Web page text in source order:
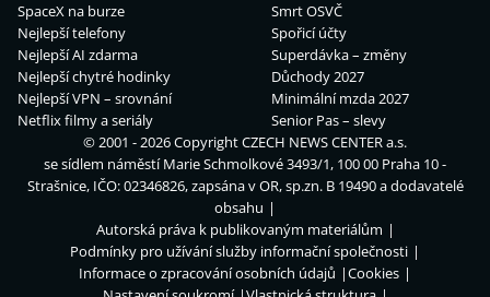
SpaceX na burze
Nejlepší telefony
Nejlepší AI zdarma
Nejlepší chytré hodinky
Nejlepší VPN – srovnání
Netflix filmy a seriály
Smrt OSVČ
Spořicí účty
Superdávka – změny
Důchody 2027
Minimální mzda 2027
Senior Pas – slevy
© 2001 - 2026 CopyrightCZECH NEWS CENTER a.s.
se sídlem náměstí Marie Schmolkové 3493/1, 100 00 Praha 10 -
Strašnice, IČO: 02346826, zapsána v OR, sp.zn. B 19490 a dodavatelé
obsahu
Autorská práva k publikovaným materiálům
Podmínky pro užívání služby informační společnosti
Informace o zpracování osobních údajů
Cookies